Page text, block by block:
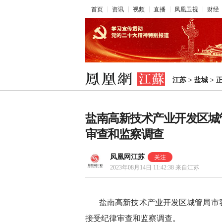
首页 资讯 视频 直播 凤凰卫视 财经
江苏 > 盐城 >
盐南高新技术产业开发区
审查和监察调查
凤凰网江苏
2023年08月14日 11:42:38 来自江苏
盐南高新技术产业开发区城管局
接受纪律审查和监察调查。